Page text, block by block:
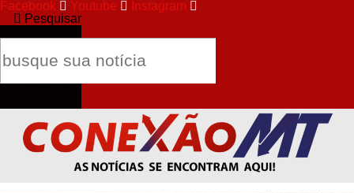
Facebook Youtube
Instagram
Pesquisar